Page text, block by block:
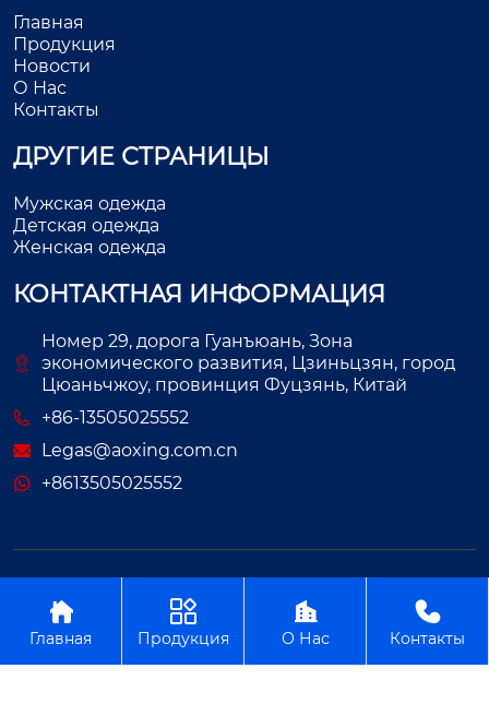
Главная
Продукция
Новости
О Нас
Контакты
ДРУГИЕ СТРАНИЦЫ
Мужская одежда
Детская одежда
Женская одежда
КОНТАКТНАЯ ИНФОРМАЦИЯ
Номер 29, дорога Гуанъюань, Зона
экономического развития, Цзиньцзян, город
Цюаньчжоу, провинция Фуцзянь, Китай
+86-13505025552
Legas@aoxing.com.cn
+8613505025552

Главная

Продукция

О Нас

Контакты